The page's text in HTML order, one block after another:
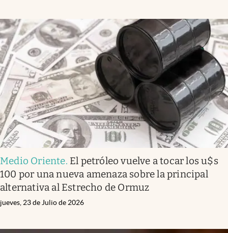
Medio Oriente. El petróleo vuelve a tocar los u$s
100 por una nueva amenaza sobre la principal
alternativa al Estrecho de Ormuz
jueves, 23 de Julio de 2026